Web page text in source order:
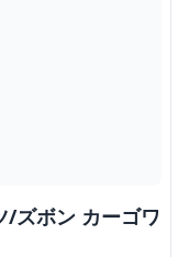
/ズボン カーゴワ